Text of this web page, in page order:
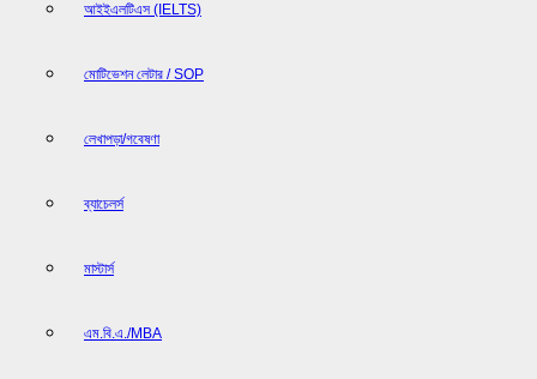
আইইএলটিএস (IELTS)
মোটিভেশন লেটার / SOP
লেখাপড়া/গবেষণা
ব্যাচেলর্স
মাস্টার্স
এম.বি.এ./MBA